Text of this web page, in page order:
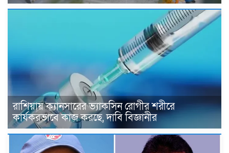
রাশিয়ায় ক্যানসারের ভ্যাকসিন রোগীর শরীরে
কার্যকরভাবে কাজ করছে, দাবি বিজ্ঞানীর